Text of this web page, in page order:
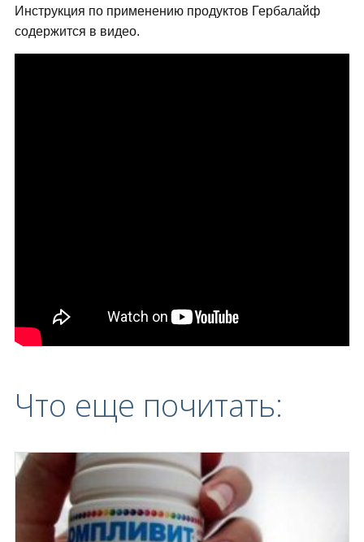
Инструкция по применению продуктов Гербалайф
содержится в видео.
Что еще почитать: